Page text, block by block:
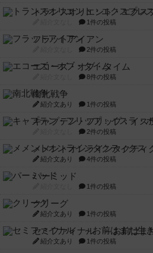
トランスオリエント・エクス
1件の投稿
フラットアイアン
2件の投稿
エコーズ・オブ・タイム
8件の投稿
南北戦争
紹介文あり 1件の投稿
キャプテン・フリップ：イス
2件の投稿
メメントオンラインタクティ
紹介文あり 4件の投稿
パーミッド
1件の投稿
クリーグ
紹介文あり 1件の投稿
セミファイナル ～お前はま
紹介文あり 1件の投稿